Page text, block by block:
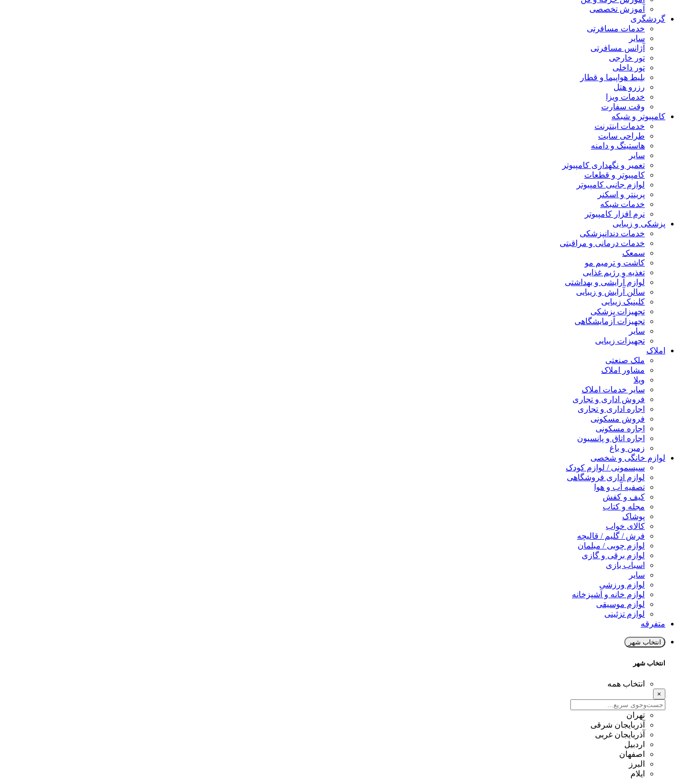
آموزش تخصصی
گردشگری
خدمات مسافرتی
سایر
آژانس مسافرتی
تور خارجی
تور داخلی
بلیط هواپیما و قطار
رزرو هتل
خدمات ویزا
وقت سفارت
کامپیوتر و شبکه
خدمات اینترنت
طراحی سایت
هاستینگ و دامنه
سایر
تعمیر و نگهداری کامپیوتر
کامپیوتر و قطعات
لوازم جانبی کامپیوتر
پرینتر و اسکنر
خدمات شبکه
نرم افزار کامپیوتر
پزشکی و زیبایی
خدمات دندانپزشکی
خدمات درمانی و مراقبتی
سمعک
کاشت و ترمیم مو
تغذیه و رژیم غذایی
لوازم آرایشی و بهداشتی
سالن آرایش و زیبایی
کلینیک زیبایی
تجهیزات پزشکی
تجهیزات آزمایشگاهی
سایر
تجهیزات زیبایی
املاک
ملک صنعتی
مشاور املاک
ویلا
سایر خدمات املاک
فروش اداری و تجاری
اجاره اداری و تجاری
فروش مسکونی
اجاره مسکونی
اجاره اتاق و پانسیون
زمین و باغ
لوازم خانگی و شخصی
سیسمونی / لوازم کودک
لوازم اداری فروشگاهی
تصفیه آب و هوا
کیف و کفش
مجله و کتاب
پوشاک
کالای خواب
فرش / گلیم / قالیچه
لوازم چوبی / مبلمان
لوازم برقی و گازی
اسباب بازی
سایر
لوازم ورزشی
لوازم خانه و آشپزخانه
لوازم موسیقی
لوازم تزئینی
متفرقه
انتخاب شهر
انتخاب شهر
انتخاب همه
×
تهران
آذربایجان شرقی
آذربایجان غربی
اردبیل
اصفهان
البرز
ایلام